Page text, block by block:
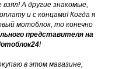
А другие знакомые,
и с концами! Когда я
мотоблок, то конечно
представителя на
!
в этом магазине,